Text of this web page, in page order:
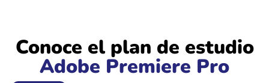
Conoce el plan de estudio
Adobe Premiere Pro